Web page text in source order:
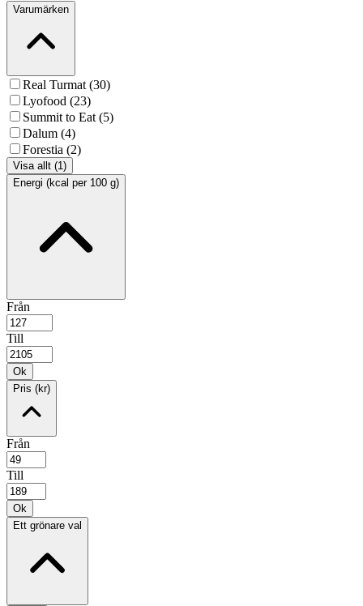
Varumärken
Real Turmat (30)
Lyofood (23)
Summit to Eat (5)
Dalum (4)
Forestia (2)
Visa allt (1)
Energi (kcal per 100 g)
Från
Till
Ok
Pris (kr)
Från
Till
Ok
Ett grönare val